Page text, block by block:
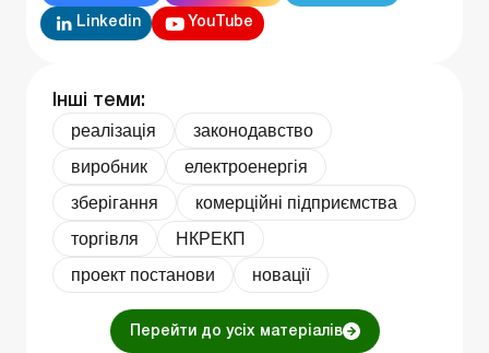
Linkedin YouTube
Інші теми:
реалізація
законодавство
виробник
електроенергія
зберігання
комерційні підприємства
торгівля
НКРЕКП
проект постанови
новації
Перейти до усіх матеріалів